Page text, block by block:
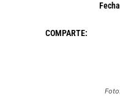
COMPARTE: